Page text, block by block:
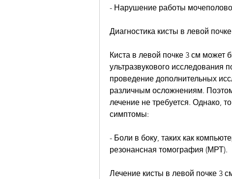
- Нарушение работы
Диагностика кисты в левой
Киста в левой почке 3 см может
ультразвукового исследования
проведение дополнительных
различным осложнениям.
лечение не требуется. Однако,
симптомы:
- Боли в боку, таких как
резонансная томография (МРТ).
Лечение кисты в левой почке 3